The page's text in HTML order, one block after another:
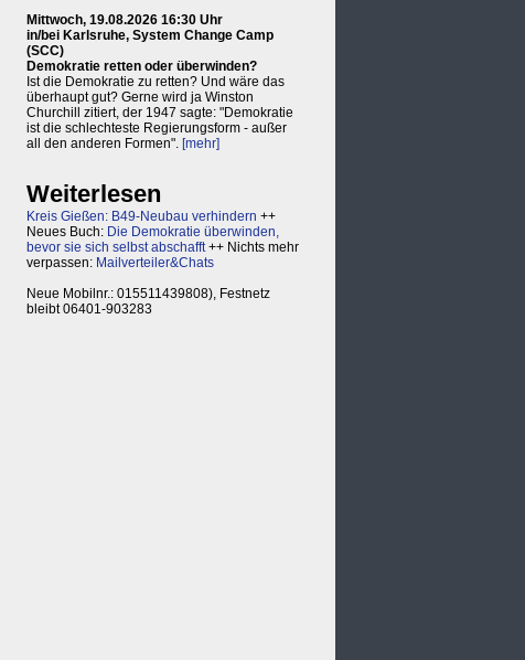
Mittwoch, 19.08.2026 16:30 Uhr
in/bei Karlsruhe, System Change Camp
(SCC)
Demokratie retten oder überwinden?
Ist die Demokratie zu retten? Und wäre das
überhaupt gut? Gerne wird ja Winston
Churchill zitiert, der 1947 sagte: "Demokratie
ist die schlechteste Regierungsform - außer
all den anderen Formen". [mehr]
Weiterlesen
Kreis Gießen: B49-Neubau verhindern ++
Neues Buch: Die Demokratie überwinden,
bevor sie sich selbst abschafft++ Nichts mehr
verpassen: Mailverteiler&Chats
Neue Mobilnr.: 015511439808), Festnetz
bleibt 06401-903283